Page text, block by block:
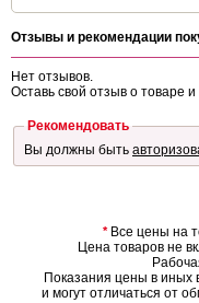
Отзывы и рекомендации
Нет отзывов.
Оставь свой отзыв о товаре
Рекомендовать
Вы должны быть
*Все цены на
Цена товаров не
Показания цены в иных
и могут отличаться от